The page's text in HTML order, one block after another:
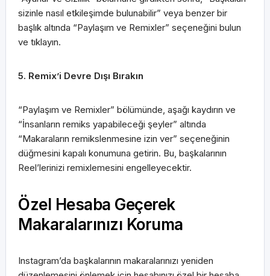
sizinle nasıl etkileşimde bulunabilir” veya benzer bir
başlık altında “Paylaşım ve Remixler” seçeneğini bulun
ve tıklayın.
5. Remix’i Devre Dışı Bırakın
“Paylaşım ve Remixler” bölümünde, aşağı kaydırın ve
“İnsanların remiks yapabileceği şeyler” altında
“Makaraların remikslenmesine izin ver” seçeneğinin
düğmesini kapalı konumuna getirin. Bu, başkalarının
Reel’lerinizi remixlemesini engelleyecektir.
Özel Hesaba Geçerek
Makaralarınızı Koruma
Instagram’da başkalarının makaralarınızı yeniden